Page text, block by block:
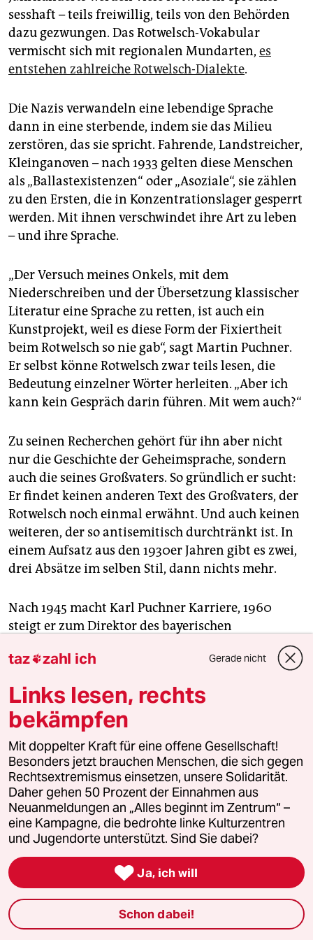
sesshaft – teils freiwillig, teils von den Behörden
dazu gezwungen. Das Rotwelsch-Vokabular
vermischt sich mit regionalen Mundarten, es
entstehen zahlreiche Rotwelsch-Dialekte.
Die Nazis verwandeln eine lebendige Sprache
dann in eine sterbende, indem sie das Milieu
zerstören, das sie spricht. Fahrende, Landstreicher,
Kleinganoven – nach 1933 gelten diese Menschen
als „Ballastexistenzen“ oder „Asoziale“, sie zählen
zu den Ersten, die in Konzentrationslager gesperrt
werden. Mit ihnen verschwindet ihre Art zu leben
– und ihre Sprache.
„Der Versuch meines Onkels, mit dem
Niederschreiben und der Übersetzung klassischer
Literatur eine Sprache zu retten, ist auch ein
Kunstprojekt, weil es diese Form der Fixiertheit
beim Rotwelsch so nie gab“, sagt Martin Puchner.
Er selbst könne Rotwelsch zwar teils lesen, die
Bedeutung einzelner Wörter herleiten. „Aber ich
kann kein Gespräch darin führen. Mit wem auch?“
Zu seinen Recherchen gehört für ihn aber nicht
nur die Geschichte der Geheimsprache, sondern
auch die seines Großvaters. So gründlich er sucht:
Er findet keinen anderen Text des Großvaters, der
Rotwelsch noch einmal erwähnt. Und auch keinen
weiteren, der so antisemitisch durchtränkt ist. In
einem Aufsatz aus den 1930er Jahren gibt es zwei,
drei Absätze im selben Stil, dann nichts mehr.
Nach 1945 macht Karl Puchner Karriere, 1960
steigt er zum Direktor des bayerischen
unterrichtet er Namensforschung am historischen
Die Akte von Karl Puchner
Um sich seinem Großvater anzunähern, macht
Martin Puchner das, was sein Beruf ist – er sichtet
alte Dokumente und Texte. „Ins Bayerische
Staatsarchiv bin ich 2016 einmal reinmarschiert
und habe nachgefragt, was die zu meinem
Großvater haben“, erzählt er.
Die Mitarbeiter sind zu ihm sehr freundlich. „Ihr
Großvater war ja Direktor, natürlich haben wir da
taz zahl ich Gerade nicht
Links lesen, rechts
bekämpfen
Mit doppelter Kraft für eine offene Gesellschaft!
Besonders jetzt brauchen Menschen, die sich gegen
Rechtsextremismus einsetzen, unsere Solidarität.
Daher gehen 50 Prozent der Einnahmen aus
Neuanmeldungen an „Alles beginnt im Zentrum“ –
eine Kampagne, die bedrohte linke Kulturzentren
und Jugendorte unterstützt. Sind Sie dabei?
 Ja, ich will
Schon dabei!